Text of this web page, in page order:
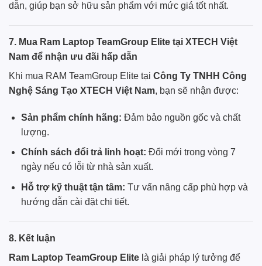
dẫn, giúp bạn sở hữu sản phẩm với mức giá tốt nhất.
7. Mua Ram Laptop TeamGroup Elite tại XTECH Việt
Nam để nhận ưu đãi hấp dẫn
Khi mua RAM TeamGroup Elite tại Công Ty TNHH Công
Nghệ Sáng Tạo XTECH Việt Nam, bạn sẽ nhận được:
Sản phẩm chính hãng: Đảm bảo nguồn gốc và chất
lượng.
Chính sách đổi trả linh hoạt: Đổi mới trong vòng 7
ngày nếu có lỗi từ nhà sản xuất.
Hỗ trợ kỹ thuật tận tâm: Tư vấn nâng cấp phù hợp và
hướng dẫn cài đặt chi tiết.
8. Kết luận
Ram Laptop TeamGroup Elite là giải pháp lý tưởng để